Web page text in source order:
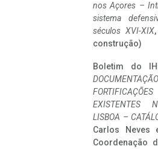
nos Açores –
sistema
séculos XVI-XIX
construção)
Boletim do
EXISTENTES
LISBOA –
Carlos Neves
Coordenação